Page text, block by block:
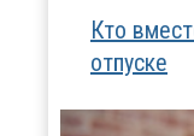
Кто
отпуске